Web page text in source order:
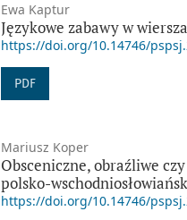
Ewa Kaptur
Językowe zabawy w
https://doi.org/10.14746/
PDF
Mariusz Koper
Obsceniczne, obraźliwe
polsko-
https://doi.org/10.14746/